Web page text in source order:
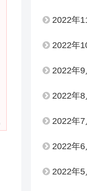
2022年
2022年
2022年9
2022年8
2022年7
2022年6
2022年5